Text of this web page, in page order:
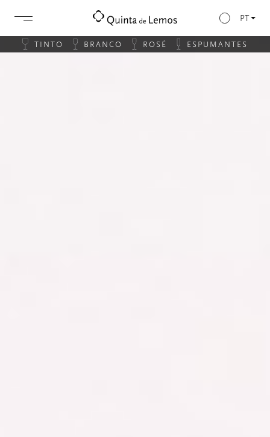
PT
TINTO BRANCO ROSÉ ESPUMANTES